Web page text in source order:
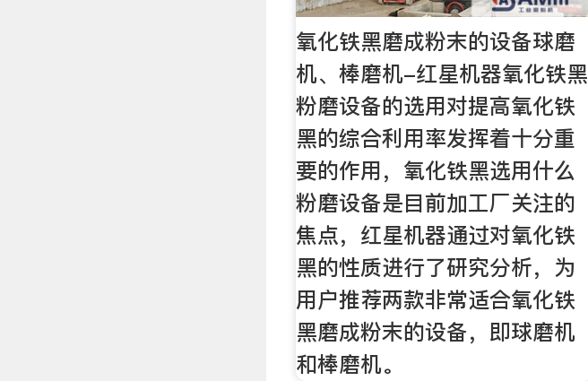
氧化铁黑磨成粉末的设备球磨
机、棒磨机-红星机器氧化铁黑
粉磨设备的选用对提高氧化铁
黑的综合利用率发挥着十分重
要的作用，氧化铁黑选用什么
粉磨设备是目前加工厂关注的
焦点，红星机器通过对氧化铁
黑的性质进行了研究分析，为
用户推荐两款非常适合氧化铁
黑磨成粉末的设备，即球磨机
和棒磨机。